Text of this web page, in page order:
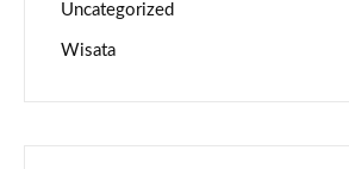
Uncategorized
Wisata